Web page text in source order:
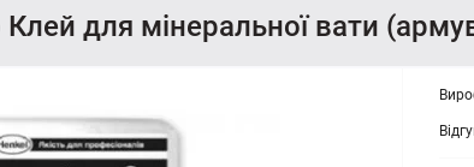
Клей для мінеральної вати